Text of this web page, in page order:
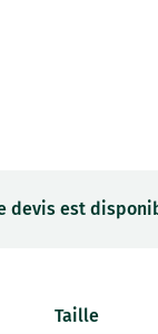
devis est
Taille